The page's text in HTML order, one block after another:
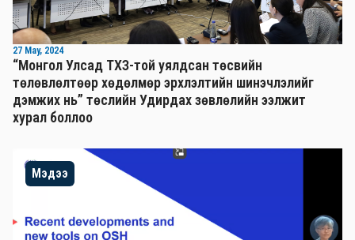
27 May, 2024
“Монгол Улсад ТХЗ-той уялдсан төсвийн
төлөвлөлтөөр хөдөлмөр эрхлэлтийн шинэчлэлийг
дэмжих нь” төслийн Удирдах зөвлөлийн ээлжит
хурал боллоо
Мэдээ